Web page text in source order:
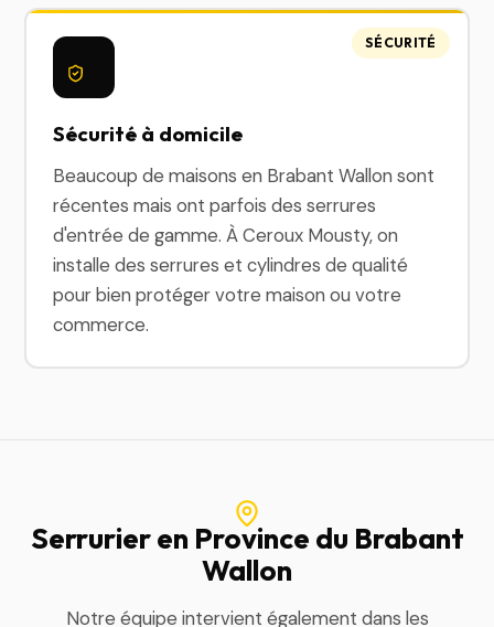
Sécurité à domicile
Beaucoup de maisons en Brabant Wallon sont
récentes mais ont parfois des serrures
d'entrée de gamme. À Ceroux Mousty, on
installe des serrures et cylindres de qualité
pour bien protéger votre maison ou votre
commerce.
SÉCURITÉ
Serrurier en Province du Brabant
Wallon
Notre équipe intervient également dans les